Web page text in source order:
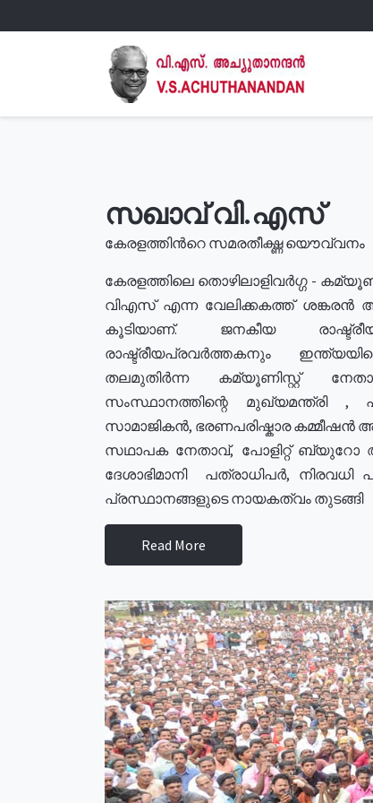
സഖാവ് വി.എസ്
കേരളത്തിൻറെ സമരതീക്ഷ്ണ യൌവ്വനം
കേരളത്തിലെ തൊഴിലാളിവർഗ്ഗ -
വിഎസ് എന്ന വേലിക്കകത്ത് ശങ്കരൻ
കൂടിയാണ്. ജനകീയ
രാഷ്ട്രീയപ്രവർത്തകനും
തലമുതിർന്ന കമ്യൂണിസ്റ്റ്
സംസ്ഥാനത്തിന്റെ മുഖ്യമന്ത്രി ,
സാമാജികൻ, ഭരണപരിഷ്കാര കമ്മീഷൻ
സഥാപക നേതാവ്, പോളിറ്റ് ബ്യുറോ
ദേശാഭിമാനി പത്രാധിപർ,
പ്രസ്ഥാനങ്ങളുടെ നായകത്വം തുടങ്ങി
Read More